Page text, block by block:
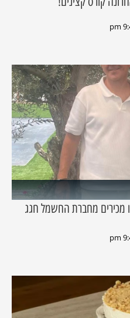
מכירים מחברת החשמל חגג